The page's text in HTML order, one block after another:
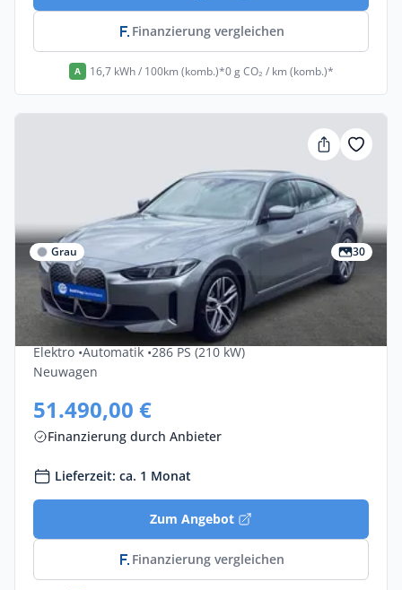
Finanzierung vergleichen
A 16,7 kWh / 100km (komb.)*0 g CO₂ / km (komb.)*
Grau 30
Privat & Gewerbe
Bmw I4 EDrive35 5dr
Elektro •Automatik •286 PS (210 kW)
Neuwagen
51.490,00 €
Finanzierung durch Anbieter
Lieferzeit: ca. 1 Monat
Zum Angebot
Finanzierung vergleichen